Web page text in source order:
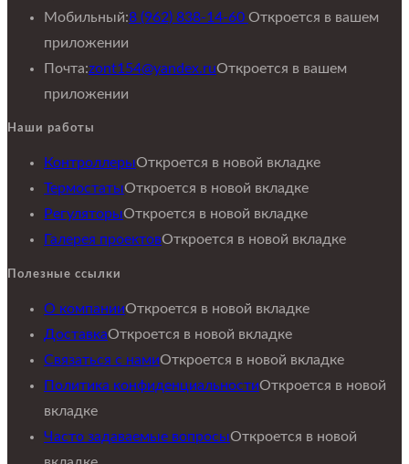
Мобильный:8 (962) 838-14-60 Откроется в вашем
приложении
Почта:zont154@yandex.ruОткроется в вашем
приложении
Наши работы
КонтроллерыОткроется в новой вкладке
ТермостатыОткроется в новой вкладке
РегуляторыОткроется в новой вкладке
Галерея проектовОткроется в новой вкладке
Полезные ссылки
О компанииОткроется в новой вкладке
ДоставкаОткроется в новой вкладке
Связаться с намиОткроется в новой вкладке
Политика конфиденциальностиОткроется в новой
вкладке
Часто задаваемые вопросыОткроется в новой